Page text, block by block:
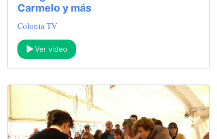
Carmelo y más
Colonia TV
Ver video